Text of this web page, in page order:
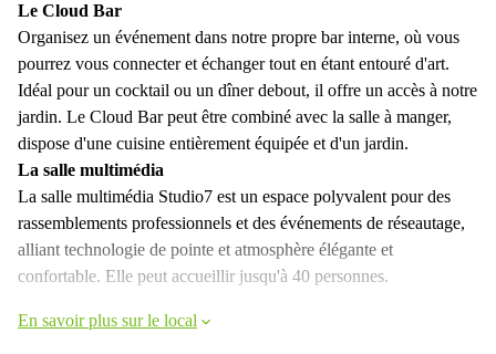
Le Cloud Bar
Organisez un événement dans notre propre bar interne, où vous
pourrez vous connecter et échanger tout en étant entouré d'art.
Idéal pour un cocktail ou un dîner debout, il offre un accès à notre
jardin. Le Cloud Bar peut être combiné avec la salle à manger,
dispose d'une cuisine entièrement équipée et d'un jardin.
La salle multimédia
La salle multimédia Studio7 est un espace polyvalent pour des
rassemblements professionnels et des événements de réseautage,
alliant technologie de pointe et atmosphère élégante et
confortable. Elle peut accueillir jusqu'à 40 personnes.
En savoir plus sur le local